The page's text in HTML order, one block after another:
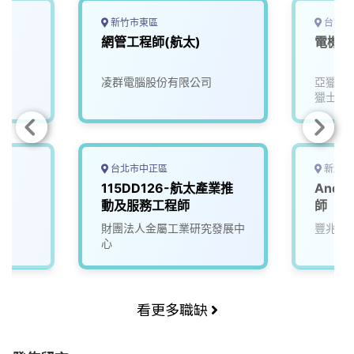
新竹市東區
網管工程師(航太)
凌群電腦股份有限公司
台北市中正區
115DD126-航太產業推
動及服務工程師
財團法人金屬工業研究發展中
心
台南
電機
亞獵士
獵士航
新北
師
豐兆航
看更多職缺